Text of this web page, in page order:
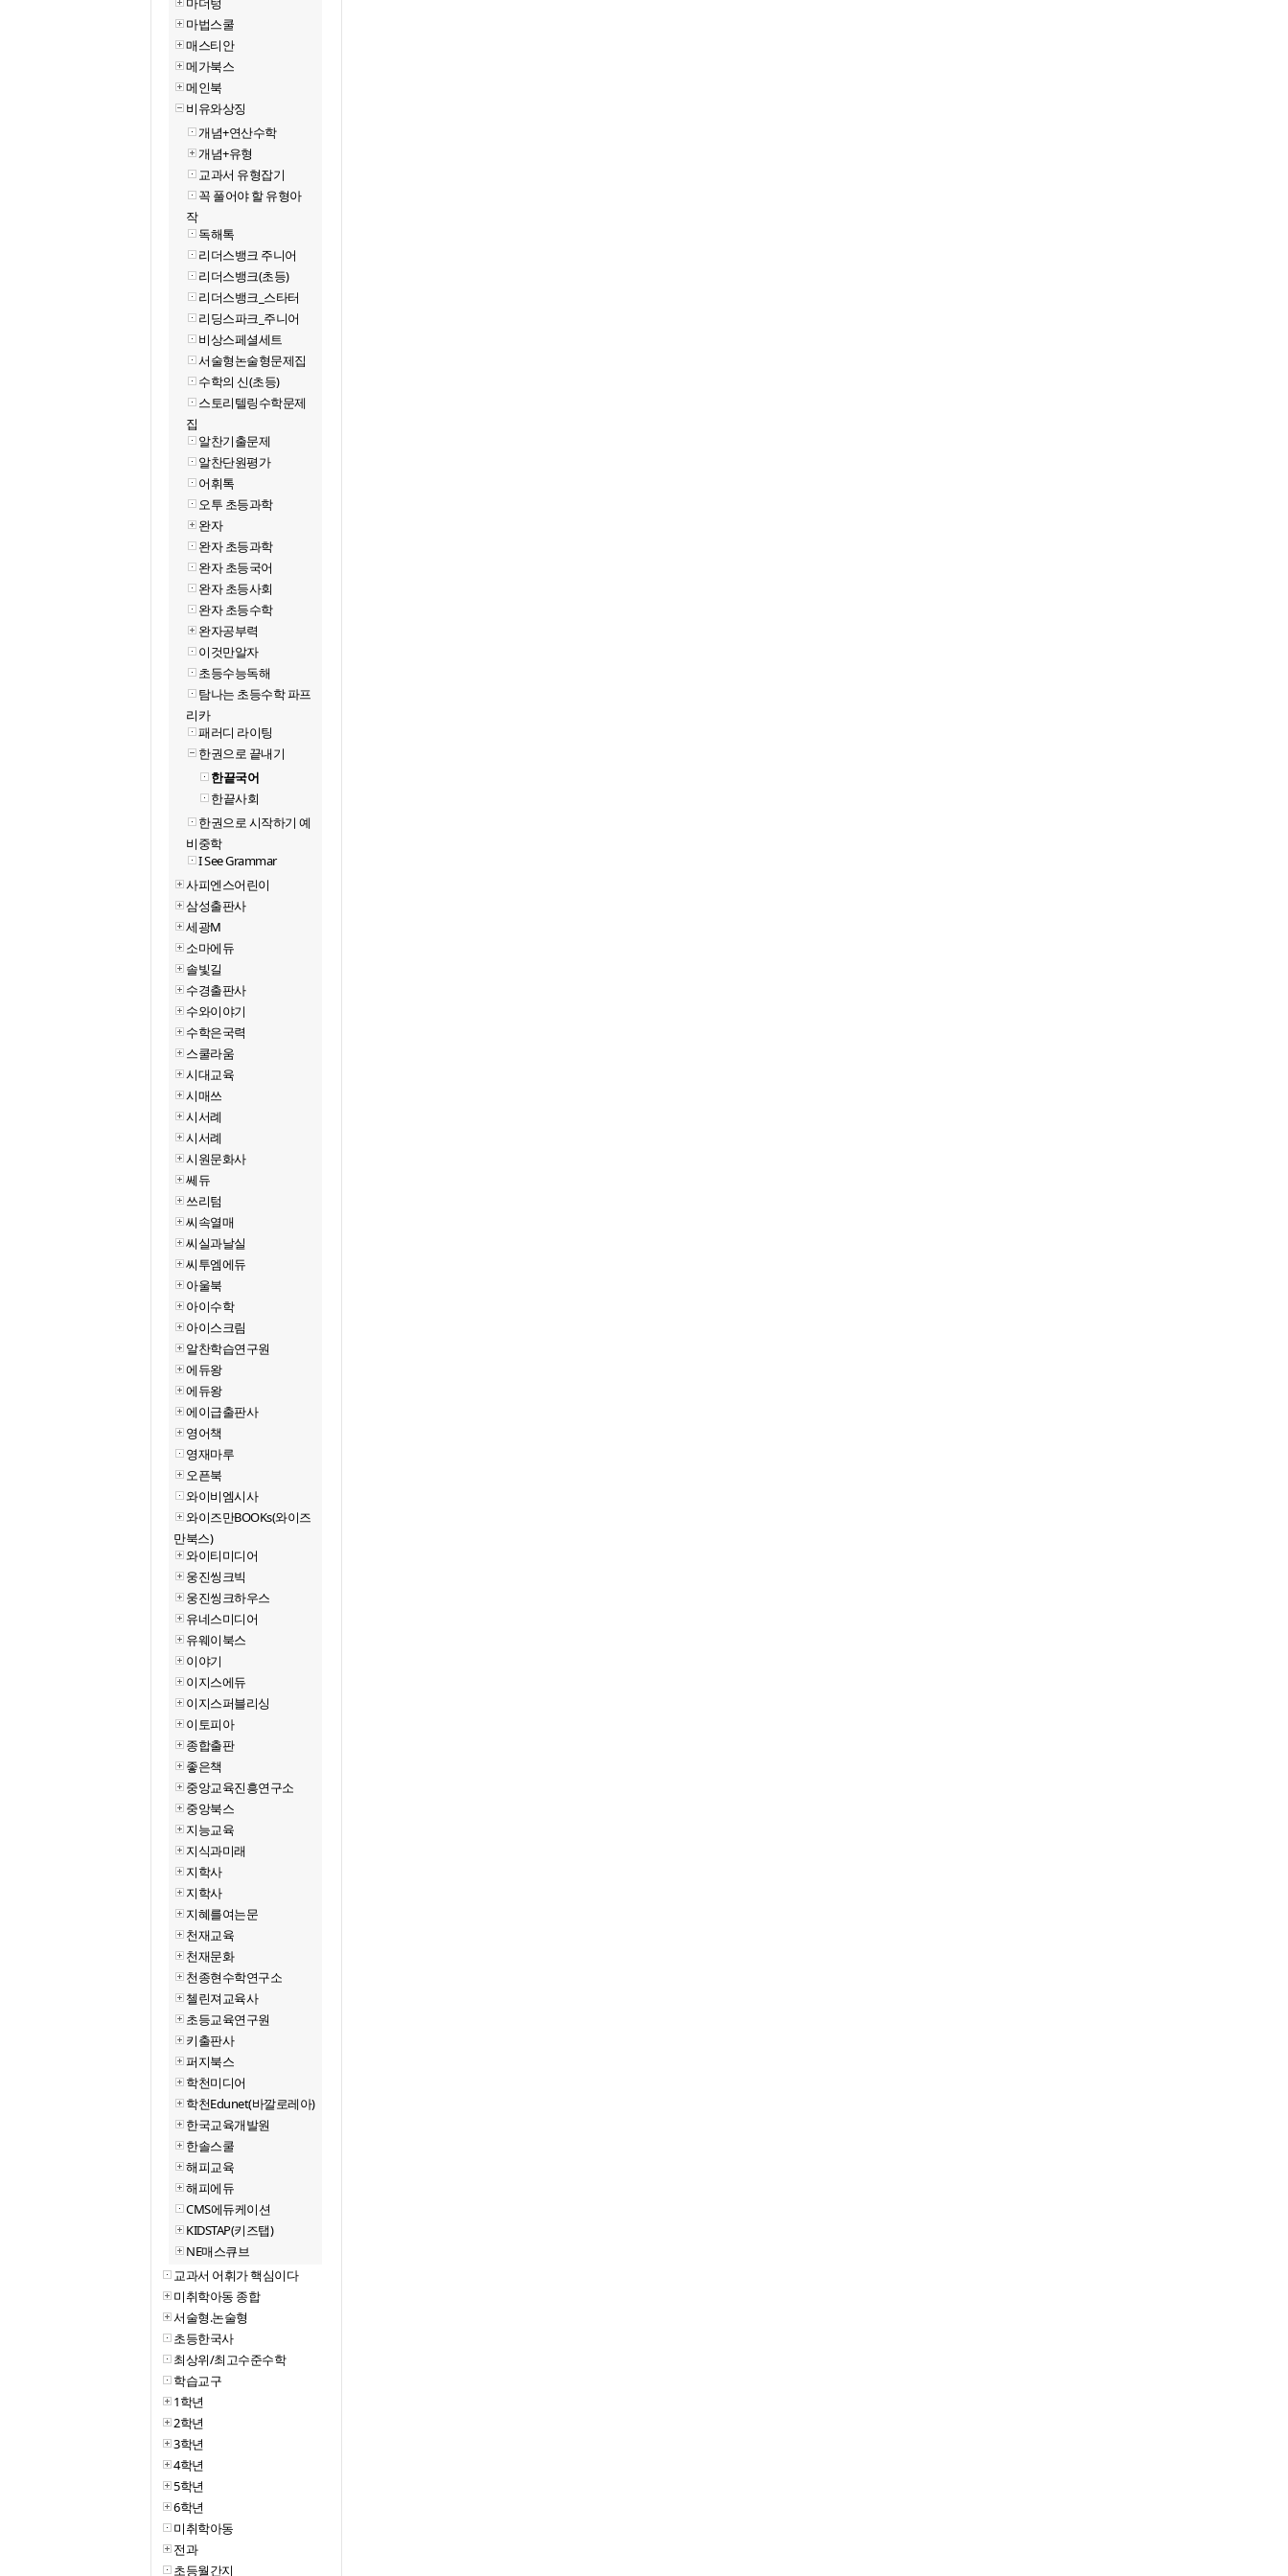
마법스쿨
매스티안
메가북스
메인북
비유와상징
개념+연산수학
개념+유형
교과서 유형잡기
꼭 풀어야 할 유형아
작
독해톡
리더스뱅크 주니어
리더스뱅크(초등)
리더스뱅크_스타터
리딩스파크_주니어
비상스페셜세트
서술형논술형문제집
수학의 신(초등)
스토리텔링수학문제
집
알찬기출문제
알찬단원평가
어휘톡
오투 초등과학
완자
완자 초등과학
완자 초등국어
완자 초등사회
완자 초등수학
완자공부력
이것만알자
초등수능독해
탐나는 초등수학 파프
리카
패러디 라이팅
한권으로 끝내기
한끝국어
한끝사회
한권으로 시작하기 예
비중학
I See Grammar
사피엔스어린이
삼성출판사
세광M
소마에듀
솔빛길
수경출판사
수와이야기
수학은국력
스쿨라움
시대교육
시매쓰
시서례
시서례
시원문화사
쎄듀
쓰리텀
씨속열매
씨실과날실
씨투엠에듀
아울북
아이수학
아이스크림
알찬학습연구원
에듀왕
에듀왕
에이급출판사
영어책
영재마루
오픈북
와이비엠시사
와이즈만BOOKs(와이즈
만북스)
와이티미디어
웅진씽크빅
웅진씽크하우스
유네스미디어
유웨이북스
이야기
이지스에듀
이지스퍼블리싱
이토피아
종합출판
좋은책
중앙교육진흥연구소
중앙북스
지능교육
지식과미래
지학사
지학사
지혜를여는문
천재교육
천재문화
천종현수학연구소
첼린져교육사
초등교육연구원
키출판사
퍼지북스
학천미디어
학천Edunet(바깔로레아)
한국교육개발원
한솔스쿨
해피교육
해피에듀
CMS에듀케이션
KIDSTAP(키즈탭)
NE매스큐브
교과서 어휘가 핵심이다
미취학아동 종합
서술형.논술형
초등한국사
최상위/최고수준수학
학습교구
1학년
2학년
3학년
4학년
5학년
6학년
미취학아동
전과
초등월간지